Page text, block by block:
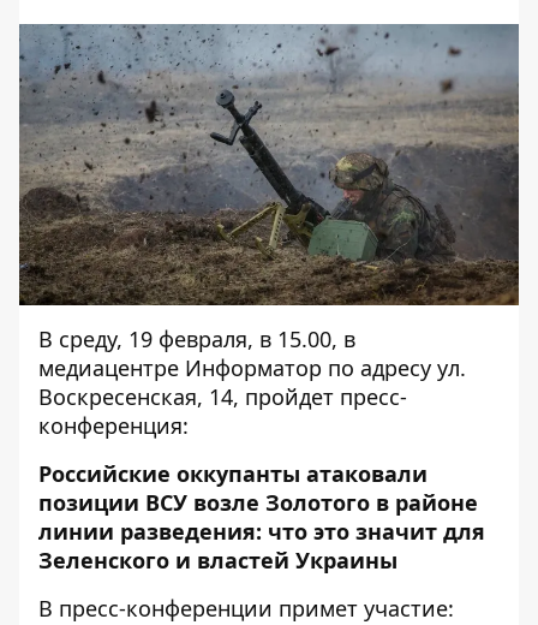
В среду, 19 февраля, в 15.00, в
медиацентре Информатор по адресу ул.
Воскресенская, 14, пройдет пресс-
конференция:
Российские оккупанты атаковали
позиции ВСУ возле Золотого в районе
линии разведения: что это значит для
Зеленского и властей Украины
В пресс-конференции примет участие: